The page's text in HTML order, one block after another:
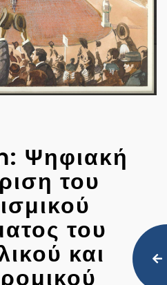
Ψηφιακή
του
του
και